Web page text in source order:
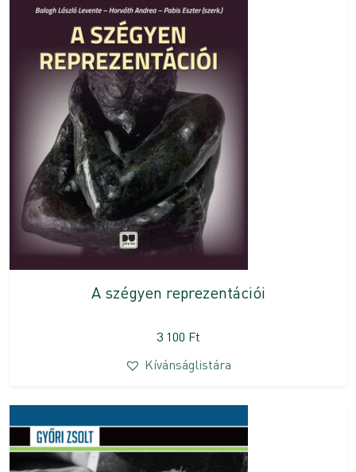
A szégyen reprezentációi
3 100 Ft
Kívánságlistára